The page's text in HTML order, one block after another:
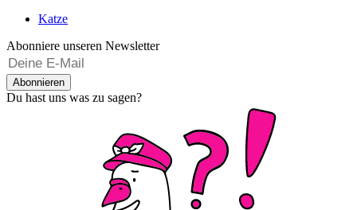
Katze
Abonniere unseren Newsletter
Abonnieren
Du hast uns was zu sagen?